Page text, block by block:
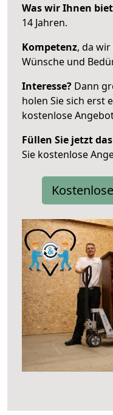
Was wir Ihnen
14 Jahren.
Kompetenz, da
Wünsche und
Interesse? Dann
holen Sie sich erst
kostenlose
Füllen Sie jetzt
Sie kostenlose